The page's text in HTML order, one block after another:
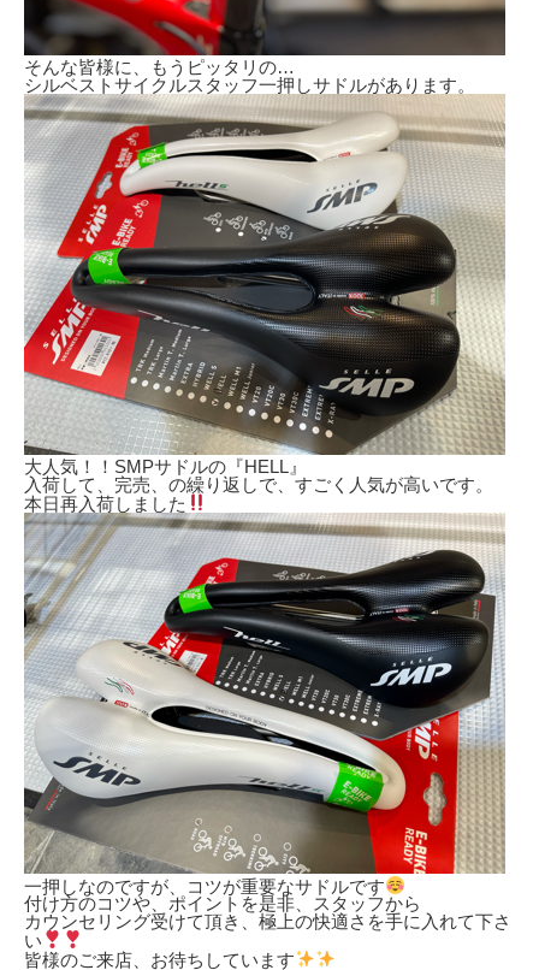
そんな皆様に、もうピッタリの…
シルベストサイクルスタッフ一押しサドルがあります。
大人気！！SMPサドルの『HELL』
入荷して、完売、の繰り返しで、すごく人気が高いです。
本日再入荷しました
一押しなのですが、コツが重要なサドルです
付け方のコツや、ポイントを是非、スタッフから
カウンセリング受けて頂き、極上の快適さを手に入れて下さ
い
皆様のご来店、お待ちしています